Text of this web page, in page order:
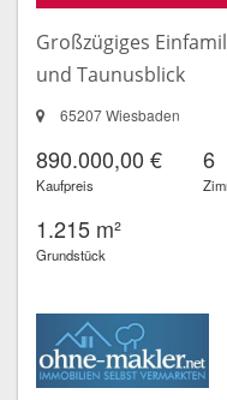
Großzügiges
und Taunusblick
65207 Wiesbaden
890.000,00 €
Kaufpreis
6
1.215 m²
Grundstück